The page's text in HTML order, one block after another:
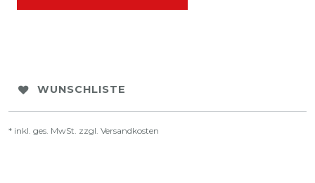
WUNSCHLISTE
* inkl. ges. MwSt. zzgl. Versandkosten